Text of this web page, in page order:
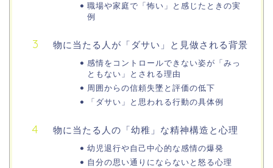
職場や家庭で「怖い」と感じたときの実
例
物に当たる人が「ダサい」と見做される背景
感情をコントロールできない姿が「みっ
ともない」とされる理由
周囲からの信頼失墜と評価の低下
「ダサい」と思われる行動の具体例
物に当たる人の「幼稚」な精神構造と心理
幼児退行や自己中心的な感情の爆発
自分の思い通りにならないと怒る心理